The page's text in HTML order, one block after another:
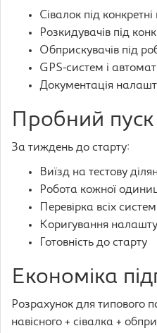
Сівалок під
Розкидувачів під
Обприскувачів під
GPS-систем і
Документація
Пробний пуск
За тиждень до старту:
Виїзд на тестову
Робота кожної
Перевірка всіх систем
Коригування
Готовність до старту
Економіка
Розрахунок для типового
навісного + сівалка +